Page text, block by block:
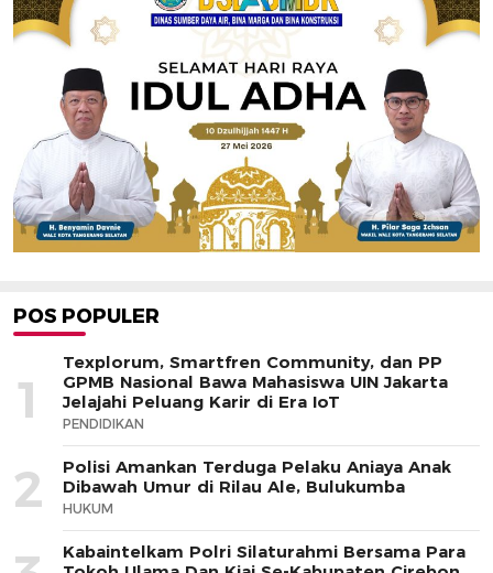
POS POPULER
1
Texplorum, Smartfren Community, dan PP
GPMB Nasional Bawa Mahasiswa UIN Jakarta
Jelajahi Peluang Karir di Era IoT
PENDIDIKAN
2
Polisi Amankan Terduga Pelaku Aniaya Anak
Dibawah Umur di Rilau Ale, Bulukumba
HUKUM
Kabaintelkam Polri Silaturahmi Bersama Para